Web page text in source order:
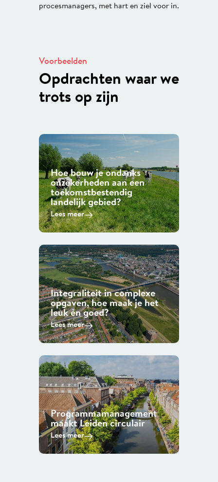
procesmanagers, met hart en ziel voor in.
Voorbeelden
Opdrachten waar we
trots op zijn
Hoe bouw je ondanks
onzekerheden aan een
toekomstbestendig
landelijk gebied?
Lees meer
Integraliteit in complexe
opgaven, hoe maak je het
leuk èn goed?
Lees meer
Programmamanagement
maakt Leiden circulair
Lees meer